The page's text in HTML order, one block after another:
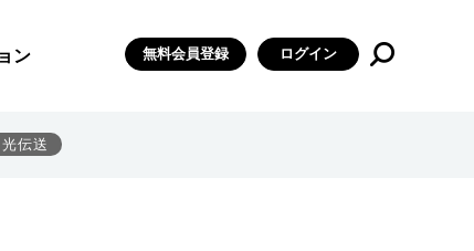
ン 無料会員登録 ログイン
光伝送